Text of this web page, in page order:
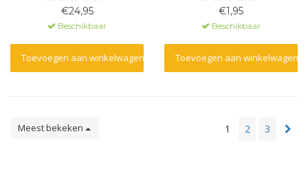
€24,95
Beschikbaar
Toevoegen aan winkelwagen
€1,95
Beschikbaar
Toevoegen aan winkelwagen
Meest bekeken 1 2 3